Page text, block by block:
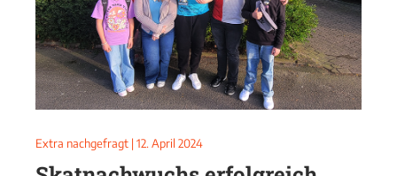
Extra nachgefragt | 12. April 2024